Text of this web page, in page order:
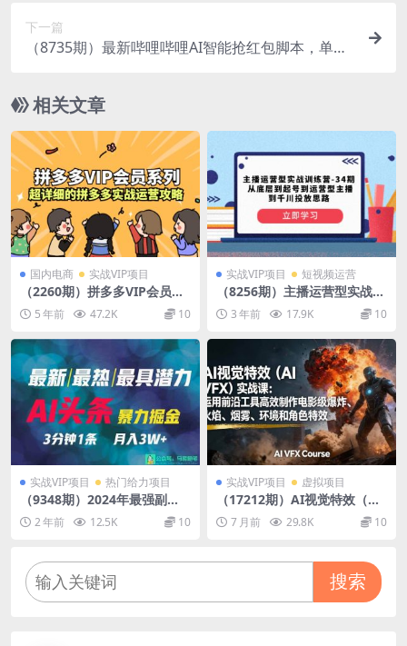
下一篇
（8735期）最新哔哩哔哩AI智能抢红包脚本，单机
相关文章
国内电商 实战VIP项目
（2260期）拼多多VIP会员系
列，超详细的拼多多实战运营
攻略5 年前 47.2K 10
实战VIP项目 短视频运营
（8256期）主播运营型实战训
练营-第34期 从底层到起号到
运营型主播到千川投放思路
3 年前 17.9K 10
实战VIP项目 热门给力项目
（9348期）2024年最强副
业？AI撸头条3天必起号，一
键分发，简单无脑，但基本没
2 年前 12.5K 10
实战VIP项目 虚拟项目
（17212期）AI视觉特效（AI
VFX）实战课：运用前沿工具
高效制作电影级爆炸、火焰、
7 月前 29.8K 10
搜索